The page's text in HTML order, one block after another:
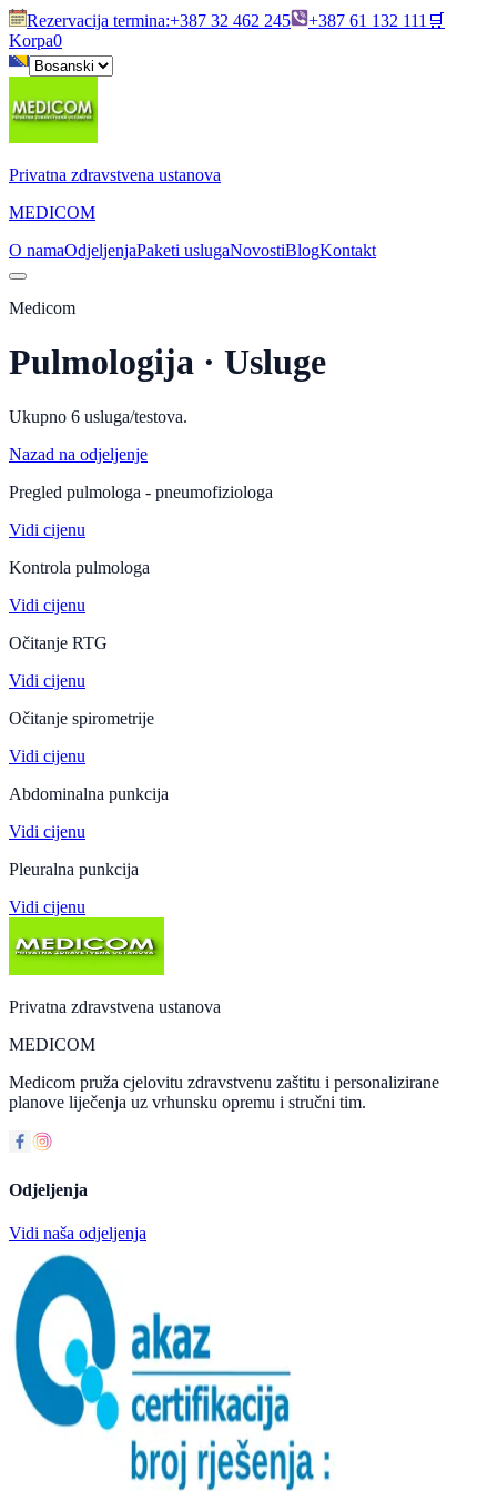
Rezervacija termina:+387 32 462 245 +387 61 132 111 🛒
Korpa0
Privatna zdravstvena ustanova
MEDICOM
O namaOdjeljenjaPaketi uslugaNovostiBlogKontakt
Medicom
Pulmologija · Usluge
Ukupno 6 usluga/testova.
Nazad na odjeljenje
Pregled pulmologa - pneumofiziologa
Vidi cijenu
Kontrola pulmologa
Vidi cijenu
Očitanje RTG
Vidi cijenu
Očitanje spirometrije
Vidi cijenu
Abdominalna punkcija
Vidi cijenu
Pleuralna punkcija
Vidi cijenu
Privatna zdravstvena ustanova
MEDICOM
Medicom pruža cjelovitu zdravstvenu zaštitu i personalizirane
planove liječenja uz vrhunsku opremu i stručni tim.
Odjeljenja
Vidi naša odjeljenja